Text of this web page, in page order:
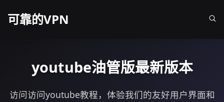
可靠的VPN
youtube油管版最新版本
访问访问youtube教程，体验我们的友好用户界面和